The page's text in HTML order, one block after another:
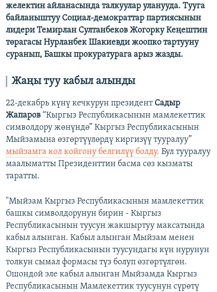
желектин айланасында талкуулар уланууда. Тууга
байланыштуу Социал-демократтар партиясынын
лидери Темирлан Султанбеков Жогорку Кеңештин
төрагасы Нурланбек Шакиевди жоопко тартууну
суранып, Башкы прокуратурага арыз жазды.
Жаңы туу кабыл алынды
22-декабрь күнү кечкурун президент Садыр
Жапаров “Кыргыз Республикасынын мамлекеттик
символдору жөнүндө” Кыргыз Республикасынын
Мыйзамына өзгөртүүлөрдү киргизүү тууралуу”
мыйзамга кол койгону белгилүү болду. Бул тууралуу
маалыматты Президенттин басма сөз кызматы
таратты.
"Мыйзам Кыргыз Республикасынын мамлекеттик
башкы символдорунун бирин - Кыргыз
Республикасынын туусун жакшыртуу максатында
кабыл алынган. Кабыл алынган Мыйзам менен
Кыргыз Республикасынын туусундагы күн нурунун
толкун сымал формасы түз болуп өзгөртүлгөн.
Ошондой эле кабыл алынган Мыйзамда Кыргыз
Республикасынын Мамлекеттик туусунун сүрөтү